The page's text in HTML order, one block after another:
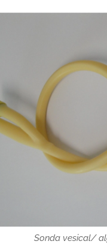
Sonda vesical/